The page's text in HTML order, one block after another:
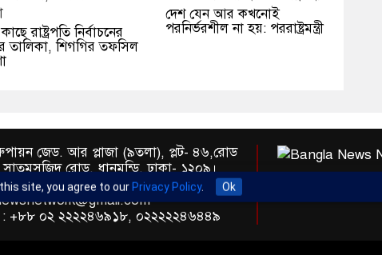
রাষ্ট্রপতি নির্বাচনের
তালিকা, শিগগির তফসিল
দেশ যেন আর কখনোই
পরনির্ভরশীল না হয়: পররাষ্ট্রমন্ত্রী
জেড. আর প্লাজা (৯তলা), প্লট- ৪৬,রোড
রোড, ধানমন্ডি, ঢাকা- ১২০৯।
+৮৮ ০২ ২২২২৪৬৯১৮, ০২২২২২৪৬৪৪৯
site, you agree to ourPrivacy Policy. Ok